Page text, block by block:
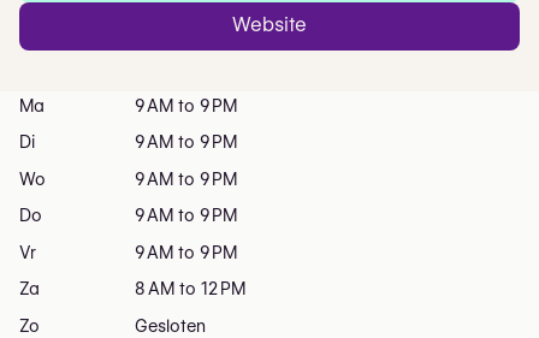
Website
Ma
9 AM to 9 PM
Di
9 AM to 9 PM
Wo
9 AM to 9 PM
Do
9 AM to 9 PM
Vr
9 AM to 9 PM
Za
8 AM to 12 PM
Zo
Gesloten